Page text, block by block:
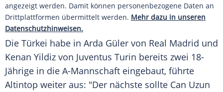
angezeigt werden. Damit können personenbezogene Daten an
Drittplattformen übermittelt werden. Mehr dazu in unseren
Datenschutzhinweisen.
Die Türkei habe in Arda Güler von Real Madrid und
Kenan Yildiz von Juventus Turin bereits zwei 18-
Jährige in die A-Mannschaft eingebaut, führte
Altintop weiter aus: "Der nächste sollte Can Uzun